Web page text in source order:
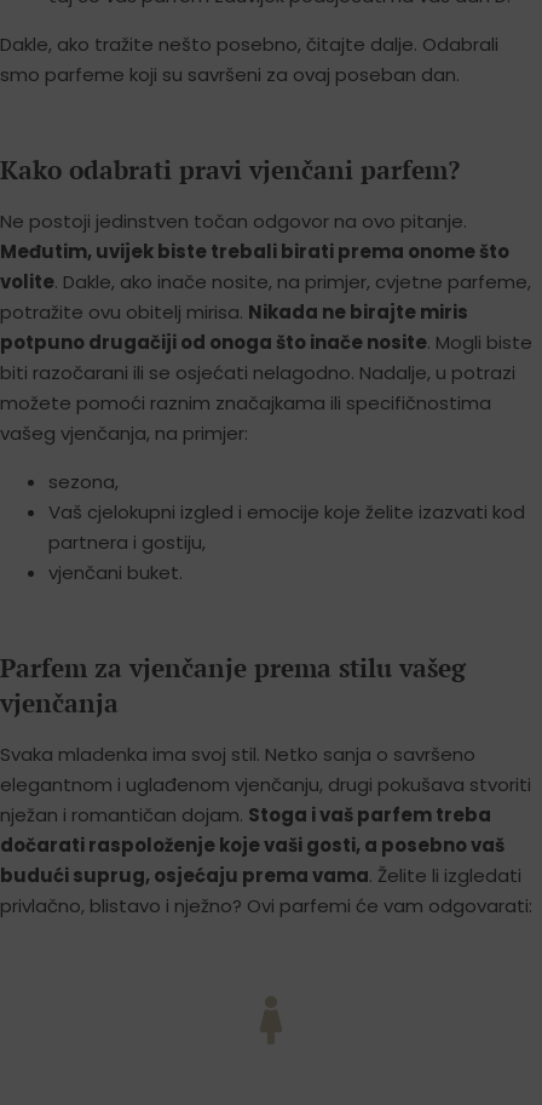
Dakle, ako tražite nešto posebno, čitajte dalje. Odabrali
smo parfeme koji su savršeni za ovaj poseban dan.
Kako odabrati pravi vjenčani parfem?
Ne postoji jedinstven točan odgovor na ovo pitanje.
Međutim, uvijek biste trebali birati prema onome što
volite. Dakle, ako inače nosite, na primjer, cvjetne parfeme,
potražite ovu obitelj mirisa. Nikada ne birajte miris
potpuno drugačiji od onoga što inače nosite. Mogli biste
biti razočarani ili se osjećati nelagodno. Nadalje, u potrazi
možete pomoći raznim značajkama ili specifičnostima
vašeg vjenčanja, na primjer:
sezona,
Vaš cjelokupni izgled i emocije koje želite izazvati kod
partnera i gostiju,
vjenčani buket.
Parfem za vjenčanje prema stilu vašeg
vjenčanja
Svaka mladenka ima svoj stil. Netko sanja o savršeno
elegantnom i uglađenom vjenčanju, drugi pokušava stvoriti
nježan i romantičan dojam. Stoga i vaš parfem treba
dočarati raspoloženje koje vaši gosti, a posebno vaš
budući suprug, osjećaju prema vama. Želite li izgledati
privlačno, blistavo i nježno? Ovi parfemi će vam odgovarati: